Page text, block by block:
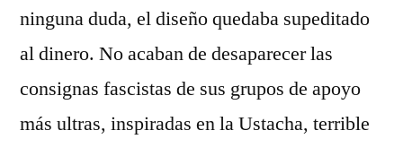
ninguna duda, el diseño quedaba supeditado
al dinero. No acaban de desaparecer las
consignas fascistas de sus grupos de apoyo
más ultras, inspiradas en la Ustacha, terrible